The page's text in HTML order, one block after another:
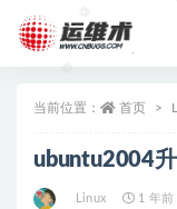
当前位置： 首页
ubuntu2004
Linux 1 年前